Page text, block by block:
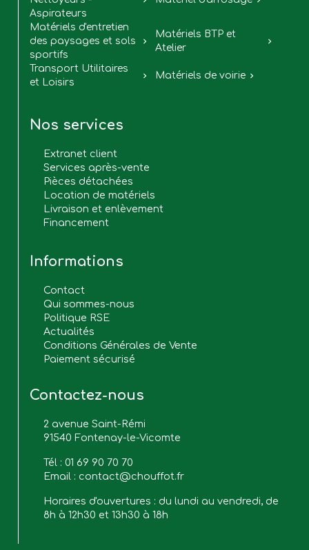
Aspirateurs
Matériels d'entretien
des paysages et sols
sportifs

Matériels BTP et
Atelier

Transport Utilitaires
et Loisirs
 Matériels de voirie 
Nos services
Extranet client
Services après-vente
Pièces détachées
Location de matériels
Livraison et enlèvement
Financement
Informations
Contact
Qui sommes-nous
Politique RSE
Actualités
Conditions Générales de Vente
Paiement sécurisé
Contactez-nous
2 avenue Saint-Rémi
91540 Fontenay-le-Vicomte
Tél : 01 69 90 70 70
Email : contact@chouffot.fr
Horaires d'ouvertures : du lundi au vendredi, de
8h à 12h30 et 13h30 à 18h